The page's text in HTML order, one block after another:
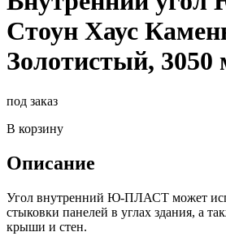
Стоун Хаус
Золотистый, 3050
под заказ
В корзину
Описание
Угол внутренний Ю-ПЛАСТ может
стыковки панелей в углах здания, а
крыши и стен.